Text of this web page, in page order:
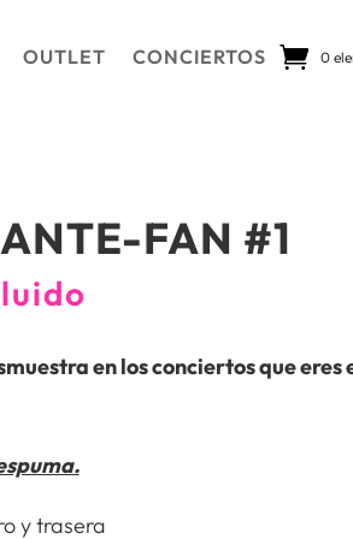
OUTLET CONCIERTOS 0
FAN #1
en los conciertos que eres
y trasera